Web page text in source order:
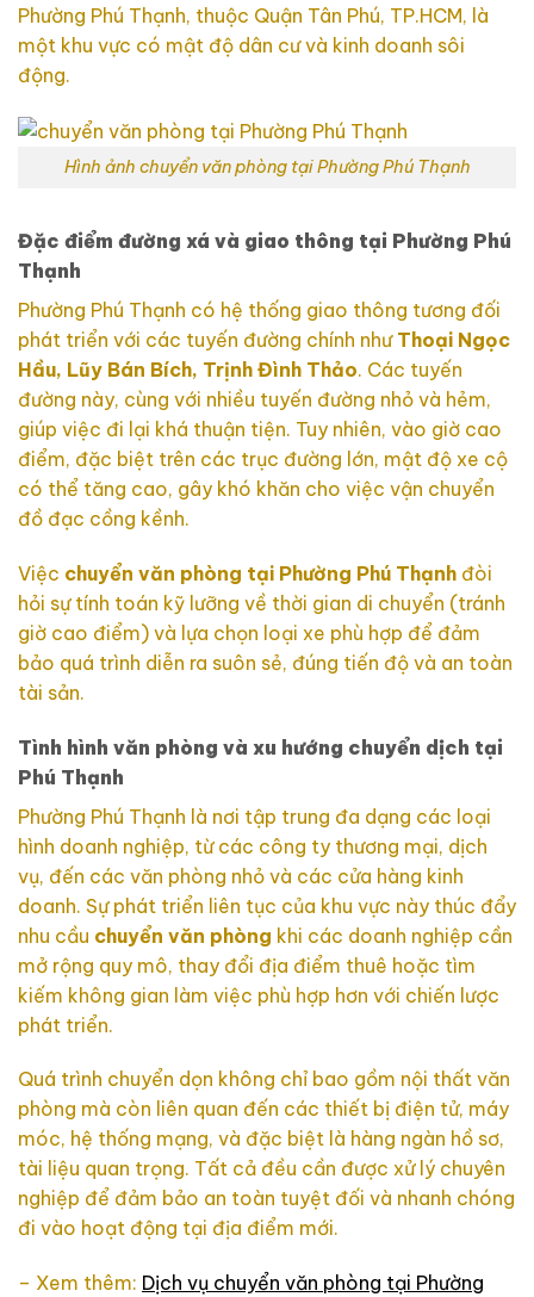
Phường Phú Thạnh, thuộc Quận Tân Phú, TP.HCM, là
một khu vực có mật độ dân cư và kinh doanh sôi
động.
Hình ảnh chuyển văn phòng tại Phường Phú Thạnh
Đặc điểm đường xá và giao thông tại Phường Phú
Thạnh
Phường Phú Thạnh có hệ thống giao thông tương đối
phát triển với các tuyến đường chính như Thoại Ngọc
Hầu, Lũy Bán Bích, Trịnh Đình Thảo. Các tuyến
đường này, cùng với nhiều tuyến đường nhỏ và hẻm,
giúp việc đi lại khá thuận tiện. Tuy nhiên, vào giờ cao
điểm, đặc biệt trên các trục đường lớn, mật độ xe cộ
có thể tăng cao, gây khó khăn cho việc vận chuyển
đồ đạc cồng kềnh.
Việc chuyển văn phòng tại Phường Phú Thạnh đòi
hỏi sự tính toán kỹ lưỡng về thời gian di chuyển (tránh
giờ cao điểm) và lựa chọn loại xe phù hợp để đảm
bảo quá trình diễn ra suôn sẻ, đúng tiến độ và an toàn
tài sản.
Tình hình văn phòng và xu hướng chuyển dịch tại
Phú Thạnh
Phường Phú Thạnh là nơi tập trung đa dạng các loại
hình doanh nghiệp, từ các công ty thương mại, dịch
vụ, đến các văn phòng nhỏ và các cửa hàng kinh
doanh. Sự phát triển liên tục của khu vực này thúc đẩy
nhu cầu chuyển văn phòng khi các doanh nghiệp cần
mở rộng quy mô, thay đổi địa điểm thuê hoặc tìm
kiếm không gian làm việc phù hợp hơn với chiến lược
phát triển.
Quá trình chuyển dọn không chỉ bao gồm nội thất văn
phòng mà còn liên quan đến các thiết bị điện tử, máy
móc, hệ thống mạng, và đặc biệt là hàng ngàn hồ sơ,
tài liệu quan trọng. Tất cả đều cần được xử lý chuyên
nghiệp để đảm bảo an toàn tuyệt đối và nhanh chóng
đi vào hoạt động tại địa điểm mới.
– Xem thêm: Dịch vụ chuyển văn phòng tại Phường